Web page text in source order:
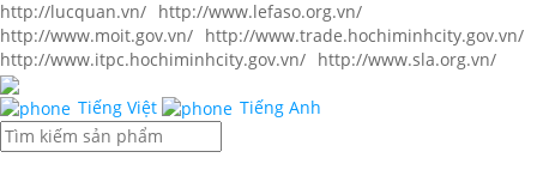
http://lucquan.vn/ http://www.lefaso.org.vn/
http://www.moit.gov.vn/ http://www.trade.hochiminhcity.gov.vn/
http://www.itpc.hochiminhcity.gov.vn/ http://www.sla.org.vn/
Tiếng Việt Tiếng Anh